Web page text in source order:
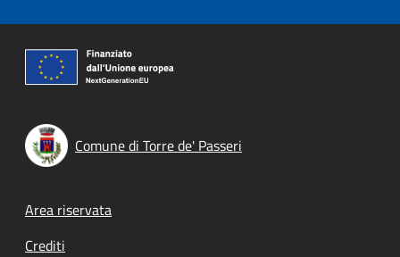
Comune di Torre de' Passeri
Footer menu
Area riservata
Crediti